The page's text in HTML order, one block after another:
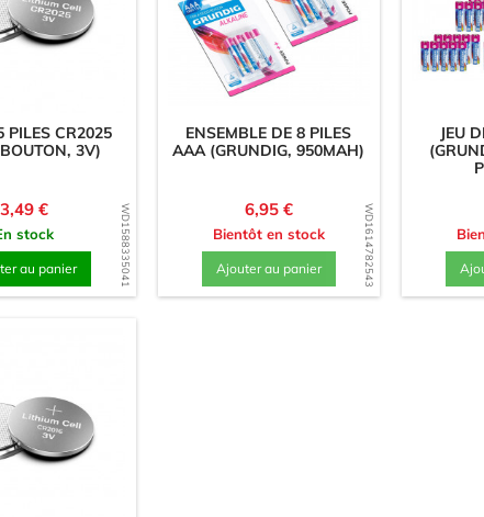
WD1588335041
PILES CR2025
3V)
Prix
3,49 €
stock
au panier WD1614782543
ENSEMBLE DE 8 PILES
AAA (GRUNDIG, 950MAH)
Prix
6,95 €
Bientôt en stock
Ajouter au panier
JEU